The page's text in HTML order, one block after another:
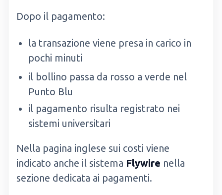
Dopo il pagamento:
la transazione viene presa in carico in
pochi minuti
il bollino passa da rosso a verde nel
Punto Blu
il pagamento risulta registrato nei
sistemi universitari
Nella pagina inglese sui costi viene
indicato anche il sistema Flywire nella
sezione dedicata ai pagamenti.